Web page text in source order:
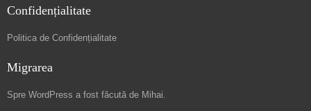
Confidențialitate
Politica de Confidențialitate
Migrarea
Spre WordPress a fost făcută de Mihai.